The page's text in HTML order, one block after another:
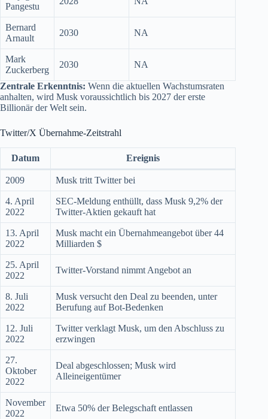
Pangestu
Bernard
Arnault
2030 NA
Mark
Zuckerberg
2030 NA
Zentrale Erkenntnis: Wenn die aktuellen Wachstumsraten
anhalten, wird Musk voraussichtlich bis 2027 der erste
Billionär der Welt sein.
Twitter/X Übernahme-Zeitstrahl
Datum Ereignis
2009 Musk tritt Twitter bei
4. April
2022
SEC-Meldung enthüllt, dass Musk 9,2% der
Twitter-Aktien gekauft hat
13. April
2022
Musk macht ein Übernahmeangebot über 44
Milliarden $
25. April
2022
Twitter-Vorstand nimmt Angebot an
8. Juli
2022
Musk versucht den Deal zu beenden, unter
Berufung auf Bot-Bedenken
12. Juli
2022
Twitter verklagt Musk, um den Abschluss zu
erzwingen
27.
Oktober
2022
Deal abgeschlossen; Musk wird
Alleineigentümer
November
2022
Etwa 50% der Belegschaft entlassen